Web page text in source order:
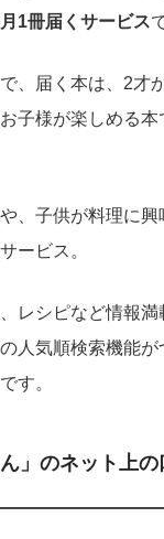
1冊届くサービス
、届く本は、2才
子様が楽しめる本
、子供が料理に
ービス。
レシピなど情報満
人気順検索機能
す。
」のネット上